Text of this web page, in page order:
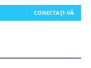
CONECTAȚI-VĂ